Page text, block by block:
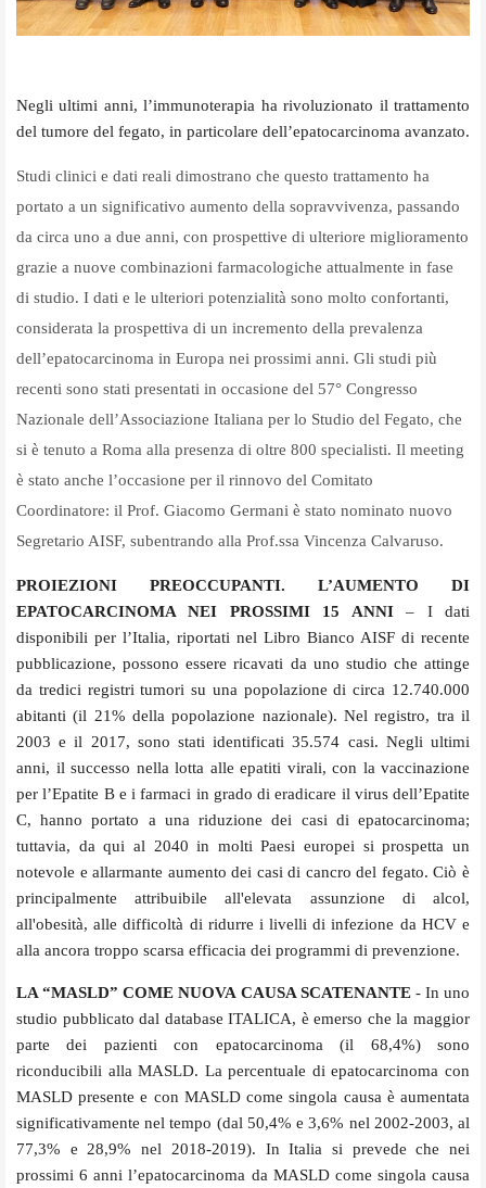
Negli ultimi anni, l’immunoterapia ha rivoluzionato il trattamento
del tumore del fegato, in particolare dell’epatocarcinoma avanzato.
Studi clinici e dati reali dimostrano che questo trattamento ha
portato a un significativo aumento della sopravvivenza, passando
da circa uno a due anni, con prospettive di ulteriore miglioramento
grazie a nuove combinazioni farmacologiche attualmente in fase
di studio. I dati e le ulteriori potenzialità sono molto confortanti,
considerata la prospettiva di un incremento della prevalenza
dell’epatocarcinoma in Europa nei prossimi anni. Gli studi più
recenti sono stati presentati in occasione del 57° Congresso
Nazionale dell’Associazione Italiana per lo Studio del Fegato, che
si è tenuto a Roma alla presenza di oltre 800 specialisti. Il meeting
è stato anche l’occasione per il rinnovo del Comitato
Coordinatore: il Prof. Giacomo Germani è stato nominato nuovo
Segretario AISF, subentrando alla Prof.ssa Vincenza Calvaruso.
PROIEZIONI PREOCCUPANTI. L’AUMENTO DI
EPATOCARCINOMA NEI PROSSIMI 15 ANNI– I dati
disponibili per l’Italia, riportati nel Libro Bianco AISF di recente
pubblicazione, possono essere ricavati da uno studio che attinge
da tredici registri tumori su una popolazione di circa 12.740.000
abitanti (il 21% della popolazione nazionale). Nel registro, tra il
2003 e il 2017, sono stati identificati 35.574 casi. Negli ultimi
anni, il successo nella lotta alle epatiti virali, con la vaccinazione
per l’Epatite B e i farmaci in grado di eradicare il virus dell’Epatite
C, hanno portato a una riduzione dei casi di epatocarcinoma;
tuttavia, da qui al 2040 in molti Paesi europei si prospetta un
notevole e allarmante aumento dei casi di cancro del fegato. Ciò è
principalmente attribuibile all'elevata assunzione di alcol,
all'obesità, alle difficoltà di ridurre i livelli di infezione da HCV e
alla ancora troppo scarsa efficacia dei programmi di prevenzione.
LA “MASLD” COME NUOVA CAUSA SCATENANTE- In uno
studio pubblicato dal database ITALICA, è emerso che la maggior
parte dei pazienti con epatocarcinoma (il 68,4%) sono
riconducibili alla MASLD. La percentuale di epatocarcinoma con
MASLD presente e con MASLD come singola causa è aumentata
significativamente nel tempo (dal 50,4% e 3,6% nel 2002-2003, al
77,3% e 28,9% nel 2018-2019). In Italia si prevede che nei
prossimi 6 anni l’epatocarcinoma da MASLD come singola causa